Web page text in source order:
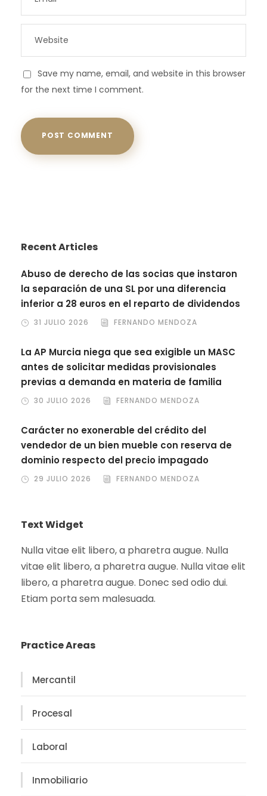
Save my name, email, and website in this browser
for the next time I comment.
Recent Articles
Abuso de derecho de las socias que instaron
la separación de una SL por una diferencia
inferior a 28 euros en el reparto de dividendos
31 JULIO 2026 FERNANDO MENDOZA
La AP Murcia niega que sea exigible un MASC
antes de solicitar medidas provisionales
previas a demanda en materia de familia
30 JULIO 2026 FERNANDO MENDOZA
Carácter no exonerable del crédito del
vendedor de un bien mueble con reserva de
dominio respecto del precio impagado
29 JULIO 2026 FERNANDO MENDOZA
Text Widget
Nulla vitae elit libero, a pharetra augue. Nulla
vitae elit libero, a pharetra augue. Nulla vitae elit
libero, a pharetra augue. Donec sed odio dui.
Etiam porta sem malesuada.
Practice Areas
Mercantil
Procesal
Laboral
Inmobiliario